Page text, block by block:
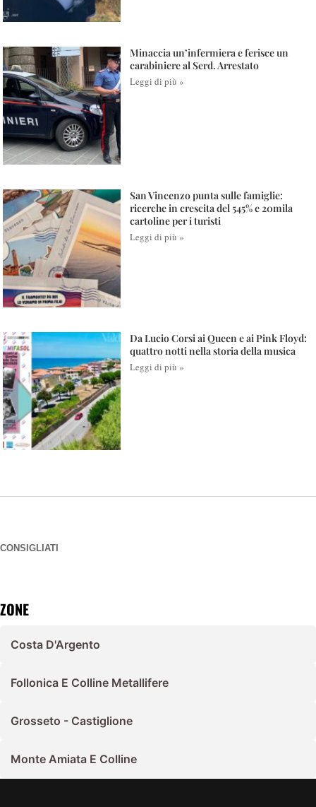
Minaccia un’infermiera e ferisce un
carabiniere al Serd. Arrestato
Leggi di più »
San Vincenzo punta sulle famiglie:
ricerche in crescita del 545% e 20mila
cartoline per i turisti
Leggi di più »
Da Lucio Corsi ai Queen e ai Pink Floyd:
quattro notti nella storia della musica
Leggi di più »
CONSIGLIATI
ZONE
Costa D'Argento
Follonica E Colline Metallifere
Grosseto - Castiglione
Monte Amiata E Colline